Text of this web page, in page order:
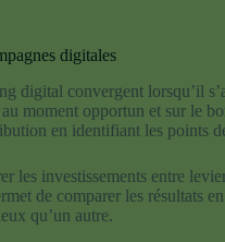
digitales
digital convergent lorsqu’il
moment opportun et sur le
en identifiant les points
les investissements entre
de comparer les résultats
qu’un autre.